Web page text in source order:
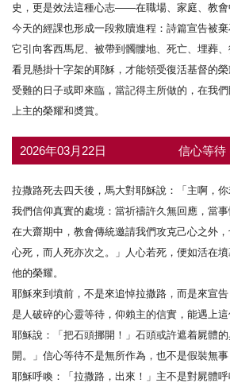
史，更是效法這種心志——在職場、家庭、教會
今天的經課也形成一段救贖進程：詩篇宣告被
它引向客西馬尼、被帶到髑髏地、死亡、埋
看見懸掛十字架的耶穌，才能領受復活基督的榮
受難的日子或即來臨，當記得主所做的，在我
上主的榮耀和奬賞。
2026年03月22日 信心等待
拉撒路死去四天後，馬大對耶穌說：「主啊，
我們信仰真實的處境：當祈禱許久無回應，當
在大齋期中，教會傳統邀請我們攻克己心之外
心死，而人死亦次之。」人心若死，便如活在
他的榮耀。
耶穌來到墳前，不是來追悼拉撒路，而是來宣
是人破碎的心靈等待，仰賴主的信實，能遇上
耶穌說：「把石頭挪開！」石頭或許遮着屍體
開。」信心等待不是無所作為，也不是假裝無
耶穌呼喚：「拉撒路，出來！」主不是對屍體